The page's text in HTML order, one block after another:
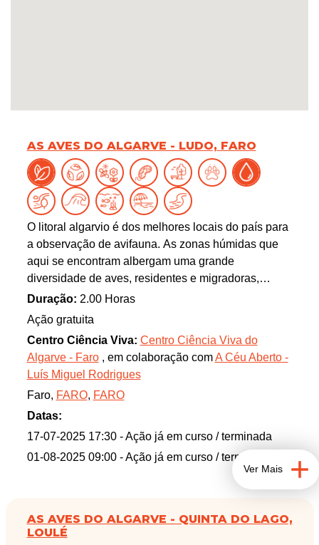
AS AVES DO ALGARVE - LUDO, FARO
O litoral algarvio é dos melhores locais do país para
a observação de avifauna. As zonas húmidas que
aqui se encontram albergam uma grande
diversidade de aves, residentes e migradoras,
facilmente observáveis a partir dos pontos por nós
selecionados. Se tem interesse, ou mesmo só
curiosidade, por estes extraordinários animais,
venha connosco descobrir as espécies mais
comuns (e, quem sabe, até alguma raridade!) que
existem no concelho de Faro.
Esta atividade decorre na área protegida Parque
Natural da Ria Formosa.
Duração: 2.00 Horas
Ação gratuita
Centro Ciência Viva: Centro Ciência Viva do
Algarve - Faro, em colaboração comA Céu Aberto -
Luís Miguel Rodrigues
Faro, FARO, FARO
Datas:
17-07-2025 17:30 - Ação já em curso / terminada
01-08-2025 09:00 - Ação já em curso / terminada
Ver Mais
AS AVES DO ALGARVE - QUINTA DO LAGO,
LOULÉ